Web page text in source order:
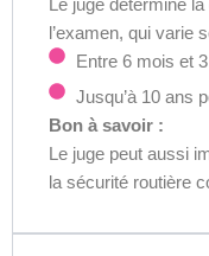
Le juge détermine
l’examen, qui varie
Entre 6 mois et
Jusqu’à 10 ans
Bon à savoir :
Le juge peut aussi
la sécurité routière